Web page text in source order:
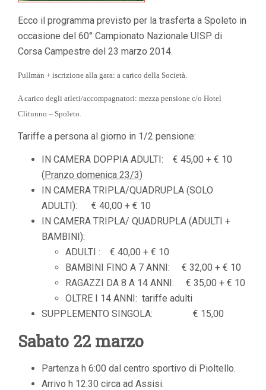
Ecco il programma previsto per la trasferta a Spoleto in
occasione del 60° Campionato Nazionale UISP di
Corsa Campestre del 23 marzo 2014.
Pullman + iscrizione alla gara: a carico della Società.
A carico degli atleti/accompagnatori: mezza pensione c/o Hotel
Clitunno – Spoleto.
Tariffe a persona al giorno in 1/2 pensione:
IN CAMERA DOPPIA ADULTI: € 45,00 + € 10
(Pranzo domenica 23/3)
IN CAMERA TRIPLA/QUADRUPLA (SOLO
ADULTI): € 40,00 + € 10
IN CAMERA TRIPLA/ QUADRUPLA (ADULTI +
BAMBINI):
ADULTI : € 40,00 + € 10
BAMBINI FINO A 7 ANNI: € 32,00 + € 10
RAGAZZI DA 8 A 14 ANNI: € 35,00 + € 10
OLTRE I 14 ANNI: tariffe adulti
SUPPLEMENTO SINGOLA: € 15,00
Sabato 22 marzo
Partenza h 6:00 dal centro sportivo di Pioltello.
Arrivo h 12:30 circa ad Assisi.